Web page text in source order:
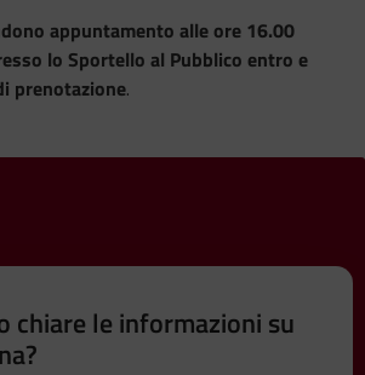
appuntamento alle ore 16.00
lo Sportello al Pubblico entro e
prenotazione.
chiare le informazioni su